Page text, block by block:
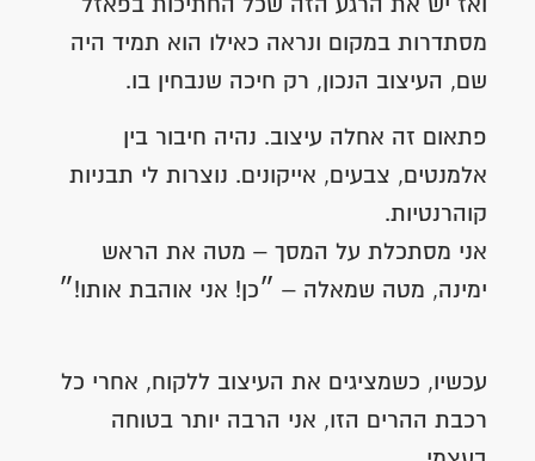
מסתדרות במקום ונראה כאילו הוא תמיד היה
שם, העיצוב הנכון, רק חיכה שנבחין בו.
פתאום זה אחלה עיצוב. נהיה חיבור בין
אלמנטים, צבעים, אייקונים. נוצרות לי תבניות
קוהרנטיות.
אני מסתכלת על המסך – מטה את הראש
ימינה, מטה שמאלה – ״כן! אני אוהבת אותו!״
עכשיו, כשמציגים את העיצוב ללקוח, אחרי כל
רכבת ההרים הזו, אני הרבה יותר בטוחה